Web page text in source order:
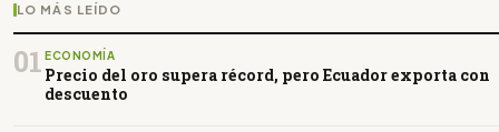
LO MÁS LEÍDO
01 ECONOMÍA
Precio del oro supera récord, pero Ecuador exporta con
descuento